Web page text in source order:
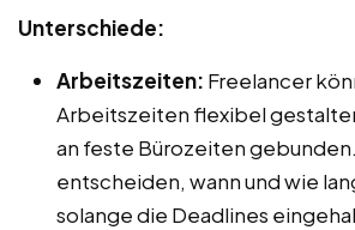
Unterschiede:
Arbeitszeiten: Freelancer
Arbeitszeiten flexibel
an feste Bürozeiten
entscheiden, wann und wie
solange die Deadlines